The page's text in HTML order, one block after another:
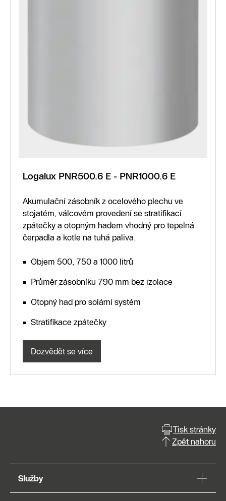
Logalux PNR500.6 E - PNR1000.6 E
Akumulační zásobník z ocelového plechu ve
stojatém, válcovém provedení se stratifikací
zpátečky a otopným hadem vhodný pro tepelná
čerpadla a kotle na tuhá paliva.
Objem 500, 750 a 1000 litrů
Průměr zásobníku 790 mm bez izolace
Otopný had pro solární systém
Stratifikace zpátečky
Dozvědět se více
Tisk stránky
Zpět nahoru
Služby